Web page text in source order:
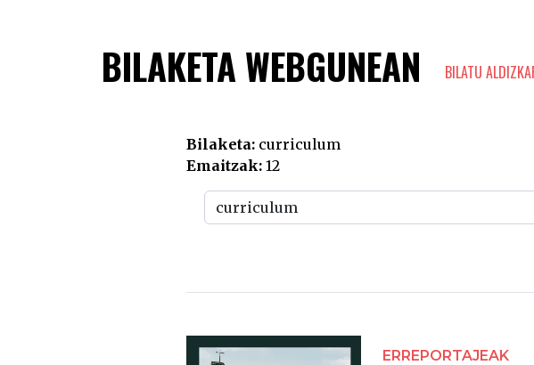
BILAKETA WEBGUNEAN BILATU
Bilaketa: curriculum
Emaitzak: 12
ERREPORTAJEAK